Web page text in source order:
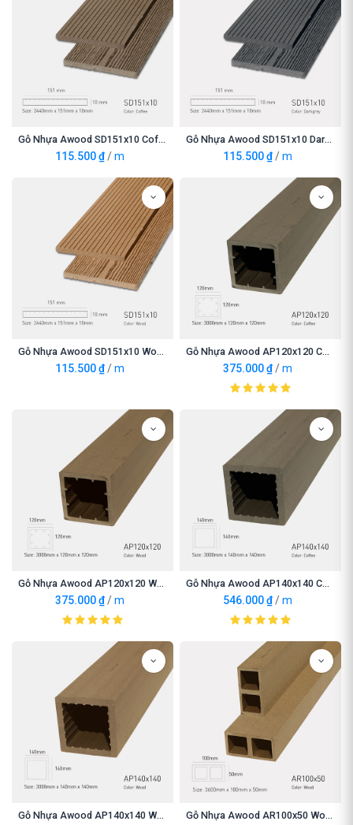
Gỗ Nhựa Awood SD151x10 Coffee
115.500₫ /m
Gỗ Nhựa Awood SD151x10 Darkgrey
115.500₫ /m
Gỗ Nhựa Awood SD151x10 Wood
115.500₫ /m
Gỗ Nhựa Awood AP120x120 Coffee
375.000₫ /m
Gỗ Nhựa Awood AP120x120 Wood
375.000₫ /m
Gỗ Nhựa Awood AP140x140 Coffee
546.000₫ /m
Gỗ Nhựa Awood AP140x140 Wood Gỗ Nhựa Awood AR100x50 Wood